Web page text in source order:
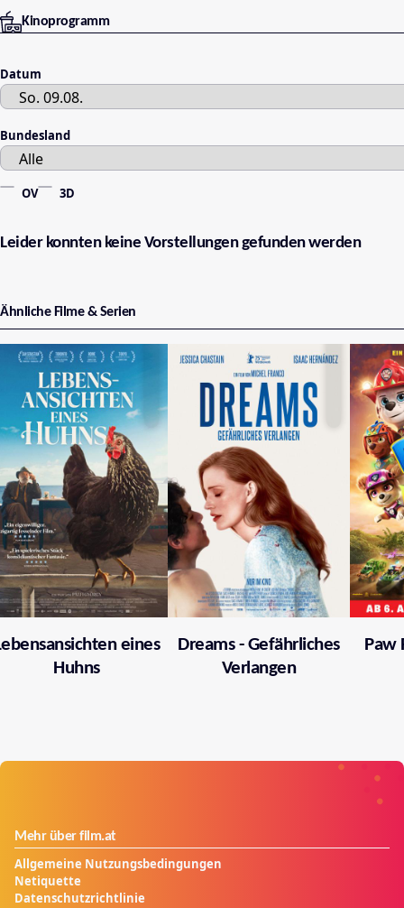
Kinoprogramm
Datum
Bundesland
OV 3D
Leider konnten keine Vorstellungen gefunden werden
Ähnliche Filme & Serien
eines
Huhns
Dreams - Gefährliches
Verlangen
Paw
Mehr über film.at
Allgemeine Nutzungsbedingungen
Netiquette
Datenschutzrichtlinie